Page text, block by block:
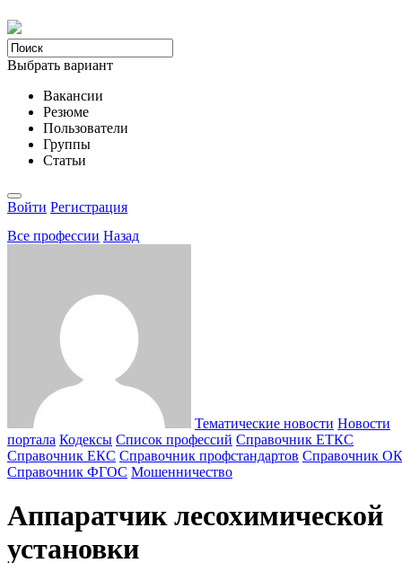
Выбрать вариант
Вакансии
Резюме
Пользователи
Группы
Статьи
Войти Регистрация
Все професcии Назад
Тематические новости Новости
портала Кодексы Cписок профессий Справочник ЕТКС
Справочник ЕКС Справочник профстандартов Справочник
Справочник ФГОС Мошенничество
Аппаратчик лесохимической
установки